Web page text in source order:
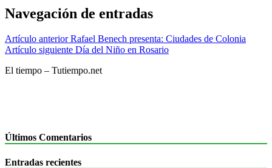
Navegación de entradas
Artículo anterior Rafael Benech presenta: Ciudades de Colonia
Artículo siguiente Día del Niño en Rosario
El tiempo – Tutiempo.net
Últimos Comentarios
Entradas recientes